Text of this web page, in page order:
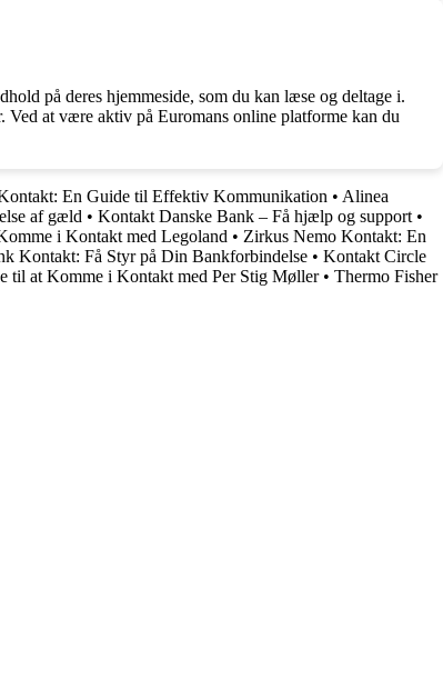
på deres hjemmeside, som du kan læse og deltage i.
Ved at være aktiv på Euromans online platforme kan du
En Guide til Effektiv Kommunikation • Alinea
af gæld • Kontakt Danske Bank – Få hjælp og support •
i Kontakt med Legoland • Zirkus Nemo Kontakt: En
Kontakt: Få Styr på Din Bankforbindelse • Kontakt Circle
til at Komme i Kontakt med Per Stig Møller• Thermo Fisher